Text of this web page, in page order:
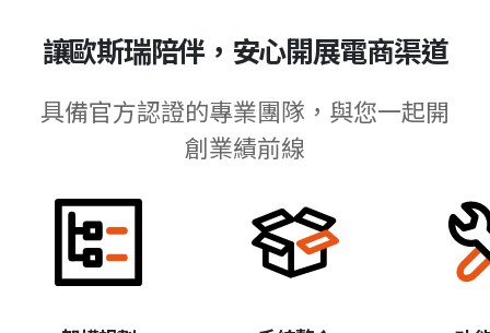
讓歐斯瑞陪伴，安心開展電商渠道
具備官方認證的專業團隊，與您一起開
創業績前線